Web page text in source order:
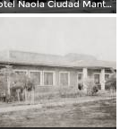
Hotel Naola Ciudad Mante, Tamaulipas 1950.